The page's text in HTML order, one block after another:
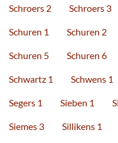
Schroers 2 Schroers 3
Schuren 1 Schuren 2
Schuren 5 Schuren 6
Schwartz 1 Schwens 1
Segers 1 Sieben 1
Siemes 3 Sillikens 1